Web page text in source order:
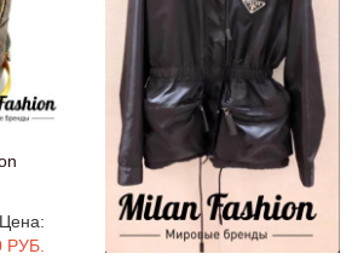
Цена:
РУБ.